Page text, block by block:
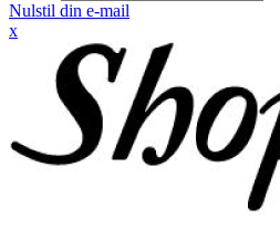
Nulstil din e-mail
x